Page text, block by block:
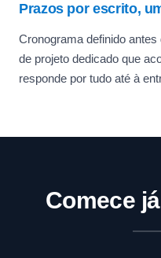
Prazos por escrito,
Cronograma definido
de projeto dedicado que
responde por tudo até à
Comece